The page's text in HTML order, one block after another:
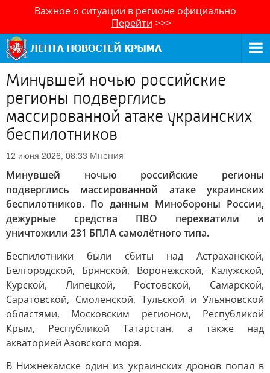
Важное о ситуации в регионе официально
Перейти >>>
Минувшей ночью российские
регионы подверглись
массированной атаке украинских
беспилотников
12 июня 2026, 08:33 Мнения
Минувшей ночью российские регионы
подверглись массированной атаке украинских
беспилотников. По данным Минобороны России,
дежурные средства ПВО перехватили и
уничтожили 231 БПЛА самолётного типа.
Беспилотники были сбиты над Астраханской,
Белгородской, Брянской, Воронежской, Калужской,
Курской, Липецкой, Ростовской, Самарской,
Саратовской, Смоленской, Тульской и Ульяновской
областями, Московским регионом, Республикой
Крым, Республикой Татарстан, а также над
акваторией Азовского моря.
В Нижнекамске один из украинских дронов попал в